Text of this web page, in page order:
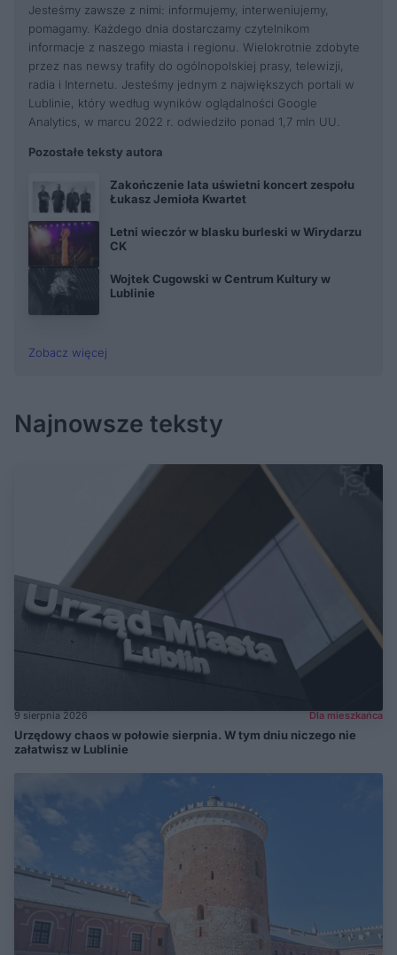
Jesteśmy zawsze z nimi: informujemy, interweniujemy,
pomagamy. Każdego dnia dostarczamy czytelnikom
informacje z naszego miasta i regionu. Wielokrotnie zdobyte
przez nas newsy trafiły do ogólnopolskiej prasy, telewizji,
radia i Internetu. Jesteśmy jednym z największych portali w
Lublinie, który według wyników oglądalności Google
Analytics, w marcu 2022 r. odwiedziło ponad 1,7 mln UU.
Pozostałe teksty autora
Zakończenie lata uświetni koncert zespołu
Łukasz Jemioła Kwartet
Letni wieczór w blasku burleski w Wirydarzu
CK
Wojtek Cugowski w Centrum Kultury w
Lublinie
Zobacz więcej
Najnowsze teksty
9 sierpnia 2026 Dla mieszkańca
Urzędowy chaos w połowie sierpnia. W tym dniu niczego nie
załatwisz w Lublinie